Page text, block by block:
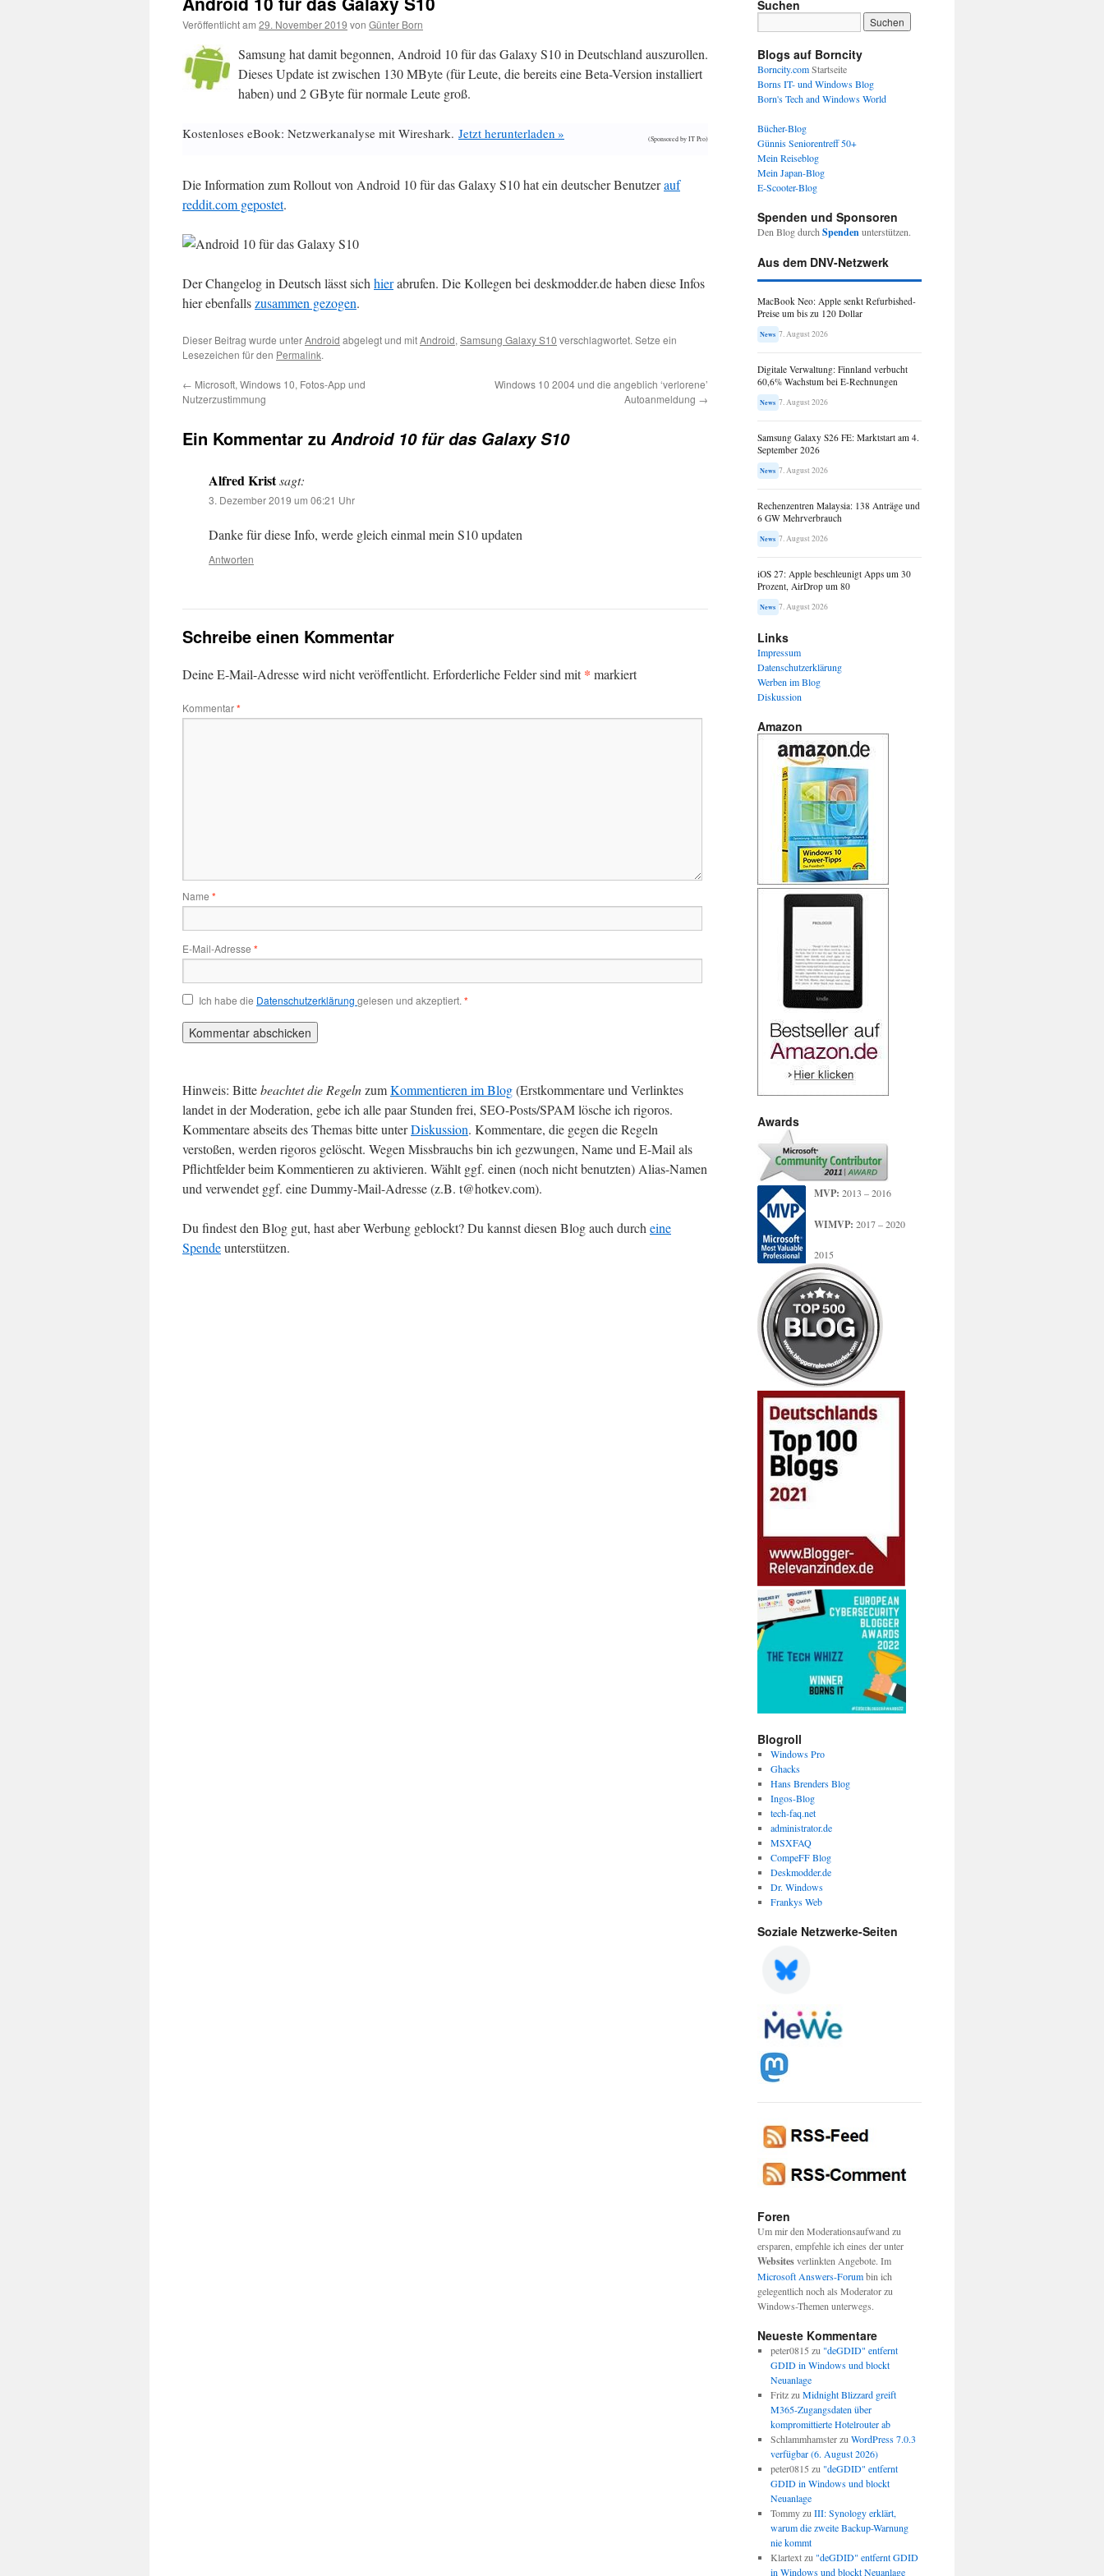
Veröffentlicht am 29. November 2019 von Günter Born
Samsung hat damit begonnen, Android 10 für das Galaxy S10 in Deutschland auszurollen.
Dieses Update ist zwischen 130 MByte (für Leute, die bereits eine Beta-Version installiert
haben) und 2 GByte für normale Leute groß.
Kostenloses eBook: Netzwerkanalyse mit Wireshark. Jetzt herunterladen » (Sponsored by IT Pro)
Die Information zum Rollout von Android 10 für das Galaxy S10 hat ein deutscher Benutzerauf
reddit.com gepostet.
Der Changelog in Deutsch lässt sich hierabrufen. Die Kollegen bei deskmodder.de haben diese Infos
hier ebenfallszusammen gezogen.
Dieser Beitrag wurde unterAndroid abgelegt und mitAndroid, Samsung Galaxy S10 verschlagwortet. Setze ein
Lesezeichen für den Permalink.
← Microsoft, Windows 10, Fotos-App und
Nutzerzustimmung
Windows 10 2004 und die angeblich ‘verlorene’
Autoanmeldung →
Ein Kommentar zu Android 10 für das Galaxy S10
Alfred Kristsagt:
3. Dezember 2019 um 06:21 Uhr
Danke für diese Info, werde gleich einmal mein S10 updaten
Antworten
Schreibe einen Kommentar
Deine E-Mail-Adresse wird nicht veröffentlicht. Erforderliche Felder sind mit* markiert
Kommentar*
Name *
E-Mail-Adresse *
Ich habe die Datenschutzerklärung gelesen und akzeptiert. *
Hinweis: Bittebeachtet die RegelnzumKommentieren im Blog(Erstkommentare und Verlinktes
landet in der Moderation, gebe ich alle paar Stunden frei, SEO-Posts/SPAM lösche ich rigoros.
Kommentare abseits des Themas bitte unterDiskussion. Kommentare, die gegen die Regeln
verstoßen, werden rigoros gelöscht. Wegen Missbrauchs bin ich gezwungen, Name und E-Mail als
Pflichtfelder beim Kommentieren zu aktivieren. Wählt ggf. einen (noch nicht benutzten) Alias-Namen
und verwendet ggf. eine Dummy-Mail-Adresse (z.B. t@hotkev.com).
Du findest den Blog gut, hast aber Werbung geblockt? Du kannst diesen Blog auch durch eine
Spendeunterstützen.
Suchen
Blogs auf Borncity
Borncity.comStartseite
Borns IT- und Windows Blog
Born's Tech and Windows World
Bücher-Blog
Günnis Seniorentreff 50+
Mein Reiseblog
Mein Japan-Blog
E-Scooter-Blog
Spenden und Sponsoren
Den Blog durch Spendenunterstützen.
Aus dem DNV-Netzwerk
MacBook Neo: Apple senkt Refurbished-
Preise um bis zu 120 Dollar
News 7. August 2026
Digitale Verwaltung: Finnland verbucht
60,6% Wachstum bei E-Rechnungen
News 7. August 2026
Samsung Galaxy S26 FE: Marktstart am 4.
September 2026
News 7. August 2026
Rechenzentren Malaysia: 138 Anträge und
6 GW Mehrverbrauch
News 7. August 2026
iOS 27: Apple beschleunigt Apps um 30
Prozent, AirDrop um 80
News 7. August 2026
Links
Impressum
Datenschutzerklärung
Werben im Blog
Diskussion
Amazon
Awards
MVP: 2013 – 2016
WIMVP: 2017 – 2020
2015
Blogroll
Windows Pro
Ghacks
Hans Brenders Blog
Ingos-Blog
tech-faq.net
administrator.de
MSXFAQ
CompeFF Blog
Deskmodder.de
Dr. Windows
Frankys Web
Soziale Netzwerke-Seiten
Foren
Um mir den Moderationsaufwand zu
ersparen, empfehle ich eines der unter
Websitesverlinkten Angebote. Im
Microsoft Answers-Forumbin ich
gelegentlich noch als Moderator zu
Windows-Themen unterwegs.
Neueste Kommentare
peter0815 zu "deGDID" entfernt
GDID in Windows und blockt
Neuanlage
Fritzzu Midnight Blizzard greift
M365-Zugangsdaten über
kompromittierte Hotelrouter ab
Schlammhamsterzu WordPress 7.0.3
verfügbar (6. August 2026)
peter0815 zu "deGDID" entfernt
GDID in Windows und blockt
Neuanlage
Tommyzu III: Synology erklärt,
warum die zweite Backup-Warnung
nie kommt
Klartextzu "deGDID" entfernt GDID
in Windows und blockt Neuanlage